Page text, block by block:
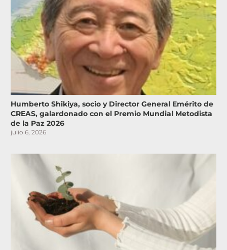
Humberto Shikiya, socio y Director General Emérito de
CREAS, galardonado con el Premio Mundial Metodista
de la Paz 2026
julio 6, 2026